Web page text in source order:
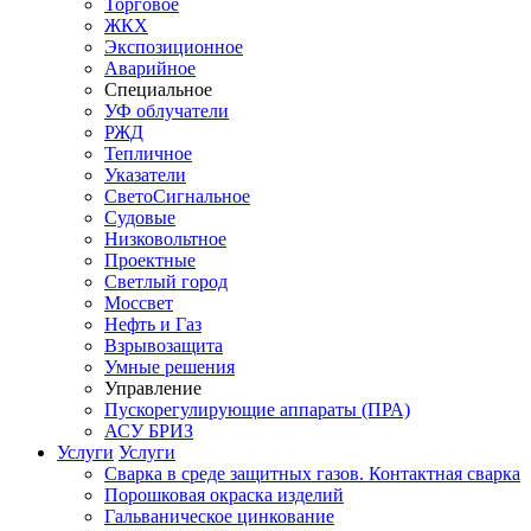
ЖКХ
Экспозиционное
Аварийное
Специальное
УФ облучатели
РЖД
Тепличное
Указатели
СветоСигнальное
Судовые
Низковольтное
Проектные
Светлый город
Моссвет
Нефть и Газ
Взрывозащита
Умные решения
Управление
Пускорегулирующие аппараты (ПРА)
АСУ БРИЗ
Услуги Услуги
Сварка в среде защитных газов. Контактная сварка
Порошковая окраска изделий
Гальваническое цинкование